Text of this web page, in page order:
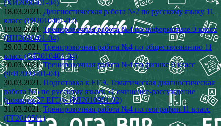
(ХИ2090401-04)
18.03.2021. Диагностическая работа №2 по русскому языку 11
класс (РЯ2010401-02)
19.03.2021. Тренировочная работа №4 по информатике 9 класс
(ИН2090401-04)
29.03.2021. Тренировочная работа №4 по обществознанию 11
класс (ОБ2010401-04)
30.03.2021.Тренировочная работа №4 по физике 9 класс
(ФИ2090401-04)
30.03.2021. Подготовка к ЕГЭ. Тематическая диагностическая
работа №5 по русскому языку. «Сочинение-рассуждение
(позиция 27 ЕГЭ)» (РЯ2010901-02)
31.03.2021. Тренировочная работа №4 по географии 11 класс
(ГГ2010501)